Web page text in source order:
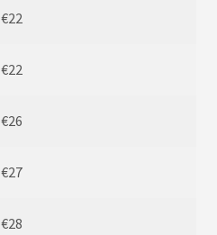
€22
€22
€26
€27
€28